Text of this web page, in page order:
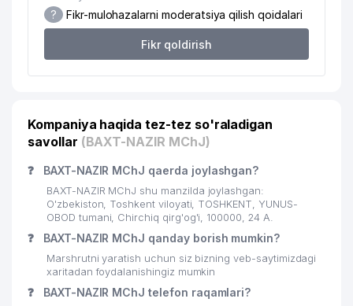
21 ORIENTAL MANAGEMENT ShK 417 м
22
MARD TRAVEL XUSUSIY
422 м
24 DELTA GLOBAL SOLUTIONS MChJ
25
MChJ
26 QOZOX MADANIYAT MARKAZI 451 м
27 ILKOL XUSUSIY KORXONASI 456 м
28 CALYPSO TRAVEL MChJ 479 м
29 ASTEL MChJ
? Fikr-mulohazalarni moderatsiya qilish qoidalari
Fikr qoldirish
Kompaniya haqida tez-tez so'raladigan
savollar (BAXT-NAZIR MChJ)
❓ BAXT-NAZIR MChJ qaerda joylashgan?
BAXT-NAZIR MChJ shu manzilda joylashgan:
O'zbekiston, Toshkent viloyati, TOSHKENT, YUNUS-
OBOD tumani, Chirchiq qirg'og'i, 100000, 24 А.
❓ BAXT-NAZIR MChJ qanday borish mumkin?
Marshrutni yaratish uchun siz bizning veb-saytimizdagi
xaritadan foydalanishingiz mumkin
❓ BAXT-NAZIR MChJ telefon raqamlari?